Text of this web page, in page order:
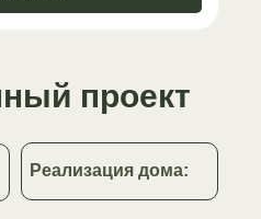
проект
Реализация дома: